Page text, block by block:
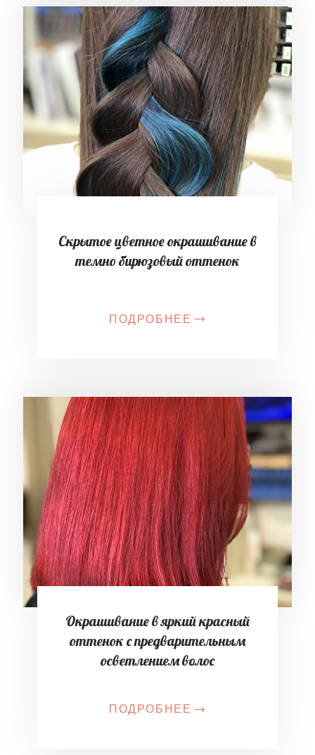
Скрытое цветное окрашивание в
темно бирюзовый оттенок
ПОДРОБНЕЕ
Окрашивание в яркий красный
оттенок с предварительным
осветлением волос
ПОДРОБНЕЕ